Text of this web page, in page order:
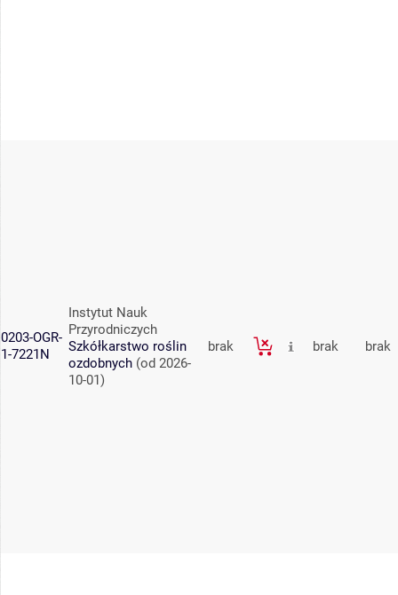
0203-OGR-
1-7221N
Instytut Nauk
Przyrodniczych
Szkółkarstwo roślin
ozdobnych (od 2026-
10-01)
brak brak brak